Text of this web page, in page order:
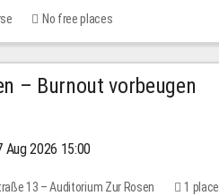
No free places
– Burnout vorbeugen
Aug 2026 15:00
13 – Auditorium Zur Rosen 1 place